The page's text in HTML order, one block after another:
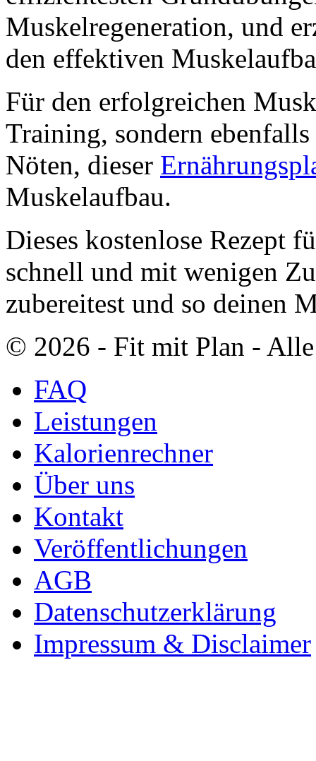
Muskelregeneration, und
den effektiven
Für den erfolgreichen
Training, sondern
Nöten, dieser
Muskelaufbau.
Dieses kostenlose Rezept
schnell und mit wenigen
zubereitest und so deinen
© 2026 ‐ Fit mit Plan -
FAQ
Leistungen
Kalorienrechner
Über uns
Kontakt
Veröffentlichungen
AGB
Datenschutzerklärung
Impressum & Disclaimer